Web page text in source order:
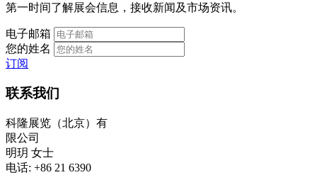
第一时间了解展会信息，接收新闻及市场资讯。
电子邮箱
您的姓名
订阅
联系我们
科隆展览（北京）有
限公司
明玥 女士
电话: +86 21 6390